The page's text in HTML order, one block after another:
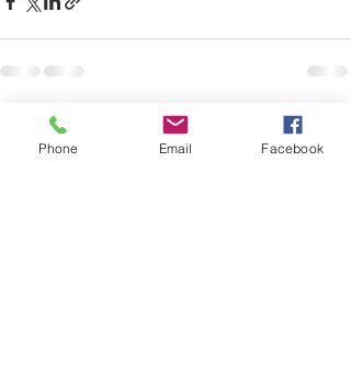
Posts récents Voir tout
Phone Email Facebook